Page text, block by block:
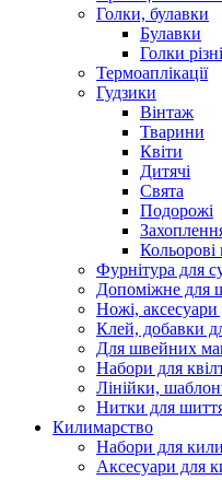
Голки, булавки
Булавки
Голки різні
Термоаплікації
Гудзики
Вінтаж
Тварини
Квіти
Дитячі
Свята
Подорожі
Кольорові
Фурнітура для
Допоміжне для
Ножі,
Клей, добавки
Для швейних
Набори для
Лінійки,
Нитки для
Килимарство
Набори для
Аксесуари для